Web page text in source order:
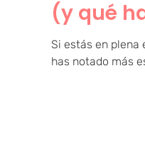
(y qué
Si estás en plena
has notado más